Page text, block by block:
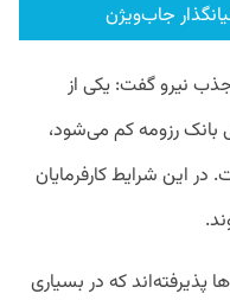
جاب‌ویژن
نیرو گفت: یکی از
رزومه کم می‌شود،
این شرایط کارفرمایان
پذیرفته‌اند که در بسیاری